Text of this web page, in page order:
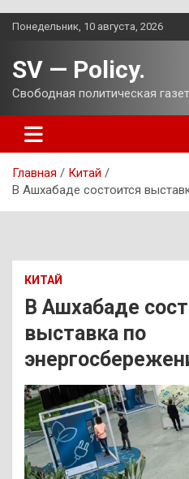
Перейти
Понедельник, 10 августа, 2026
SV — Policy.
Свободная политическая
Главная
Китай
В Ашхабаде состоится
КИТАЙ
В Ашхабаде
выставка по